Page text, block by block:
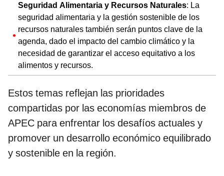
Seguridad Alimentaria y Recursos Naturales: La
seguridad alimentaria y la gestión sostenible de los
recursos naturales también serán puntos clave de la
agenda, dado el impacto del cambio climático y la
necesidad de garantizar el acceso equitativo a los
alimentos y recursos.
Estos temas reflejan las prioridades
compartidas por las economías miembros de
APEC para enfrentar los desafíos actuales y
promover un desarrollo económico equilibrado
y sostenible en la región.